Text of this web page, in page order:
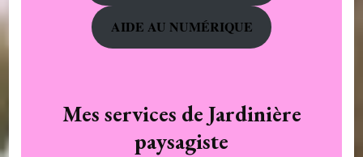
AIDE AU NUMÉRIQUE
Mes services de Jardinière
paysagiste